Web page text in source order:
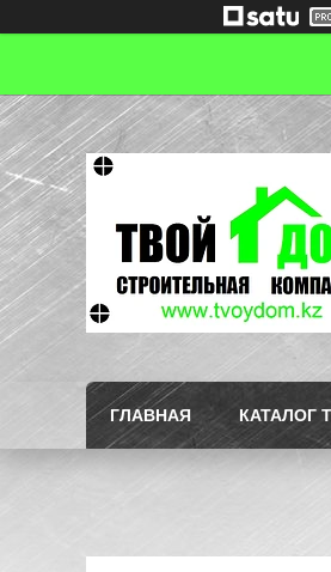
ГЛАВНАЯ КАТАЛОГ